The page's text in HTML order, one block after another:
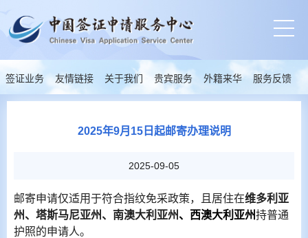
签证业务 友情链接 关于我们 贵宾服务 外籍来华 服务反馈
2025年9月15日起邮寄办理说明
2025-09-05
邮寄申请仅适用于符合指纹免采政策，且居住在维多利亚
州、塔斯马尼亚州、南澳大利亚州、西澳大利亚州持普通
护照的申请人。